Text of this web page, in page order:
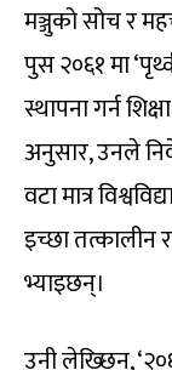
मञ्जुको सोच र
पुस २०६१ मा
स्थापना गर्न
अनुसार, उनले
वटा मात्र
इच्छा तत्कालीन
भ्याइछन्।